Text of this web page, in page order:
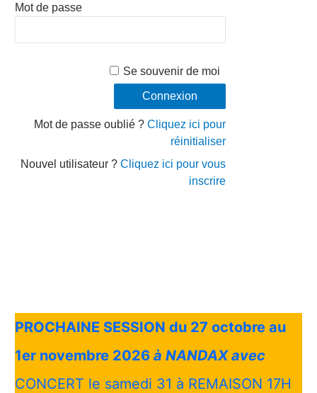
Mot de passe
Se souvenir de moi
Mot de passe oublié ?Cliquez ici pour
réinitialiser
Nouvel utilisateur ?Cliquez ici pour vous
inscrire
PROCHAINE SESSION du 27 octobre au
1er novembre 2026à NANDAX avec
CONCERT le samedi 31 à REMAISON 17H